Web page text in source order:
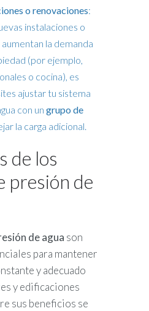
o renovaciones:
instalaciones o
la demanda
(por ejemplo,
o cocina), es
ajustar tu sistema
con un grupo de
la carga adicional.
de los
presión de
de agua son
para mantener
y adecuado
y edificaciones
sus beneficios se